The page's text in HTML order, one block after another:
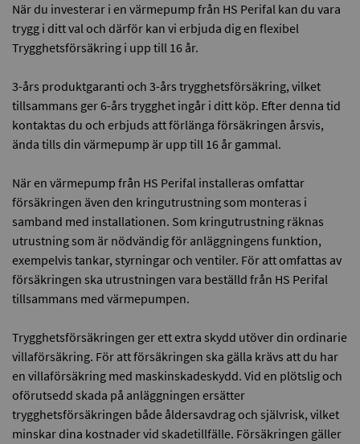
När du investerar i en värmepump från HS Perifal kan du vara
trygg i ditt val och därför kan vi erbjuda dig en flexibel
Trygghetsförsäkring i upp till 16 år.
3-års produktgaranti och 3-års trygghetsförsäkring, vilket
tillsammans ger 6-års trygghet ingår i ditt köp. Efter denna tid
kontaktas du och erbjuds att förlänga försäkringen årsvis,
ända tills din värmepump är upp till 16 år gammal.
När en värmepump från HS Perifal installeras omfattar
försäkringen även den kringutrustning som monteras i
samband med installationen. Som kringutrustning räknas
utrustning som är nödvändig för anläggningens funktion,
exempelvis tankar, styrningar och ventiler. För att omfattas av
försäkringen ska utrustningen vara beställd från HS Perifal
tillsammans med värmepumpen.
Trygghetsförsäkringen ger ett extra skydd utöver din ordinarie
villaförsäkring. För att försäkringen ska gälla krävs att du har
en villaförsäkring med maskinskadeskydd. Vid en plötslig och
oförutsedd skada på anläggningen ersätter
trygghetsförsäkringen både åldersavdrag och självrisk, vilket
minskar dina kostnader vid skadetillfälle. Försäkringen gäller